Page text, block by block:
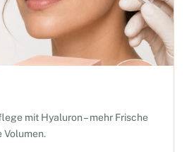
mit Hyaluron – mehr Frische
Volumen.